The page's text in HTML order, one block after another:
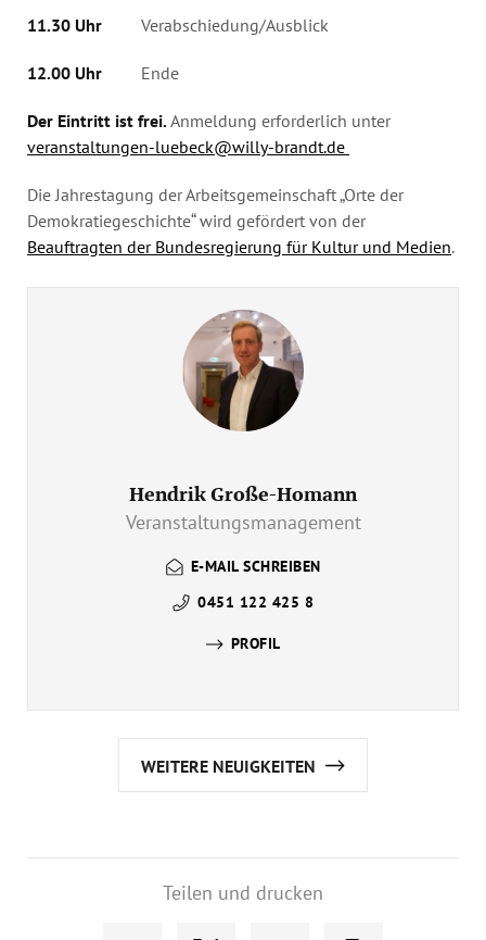
11.30 Uhr Verabschiedung/Ausblick
12.00 Uhr Ende
Der Eintritt ist frei.Anmeldung erforderlich unter
veranstaltungen-luebeck@willy-brandt.de
Die Jahrestagung der Arbeitsgemeinschaft „Orte der
Demokratiegeschichte“ wird gefördert von der
Beauftragten der Bundesregierung für Kultur und Medien.
Hendrik Große-Homann
Veranstaltungsmanagement
E-MAIL SCHREIBEN
0451 122 425 8
PROFIL
WEITERE NEUIGKEITEN
Teilen und drucken